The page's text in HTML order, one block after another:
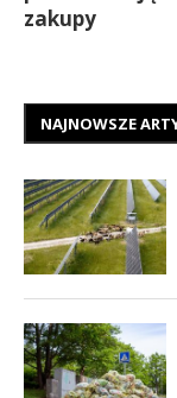
zakupy
NAJNOWSZE